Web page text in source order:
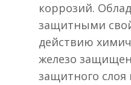
коррозий.
защитными
действию
железо
защитного